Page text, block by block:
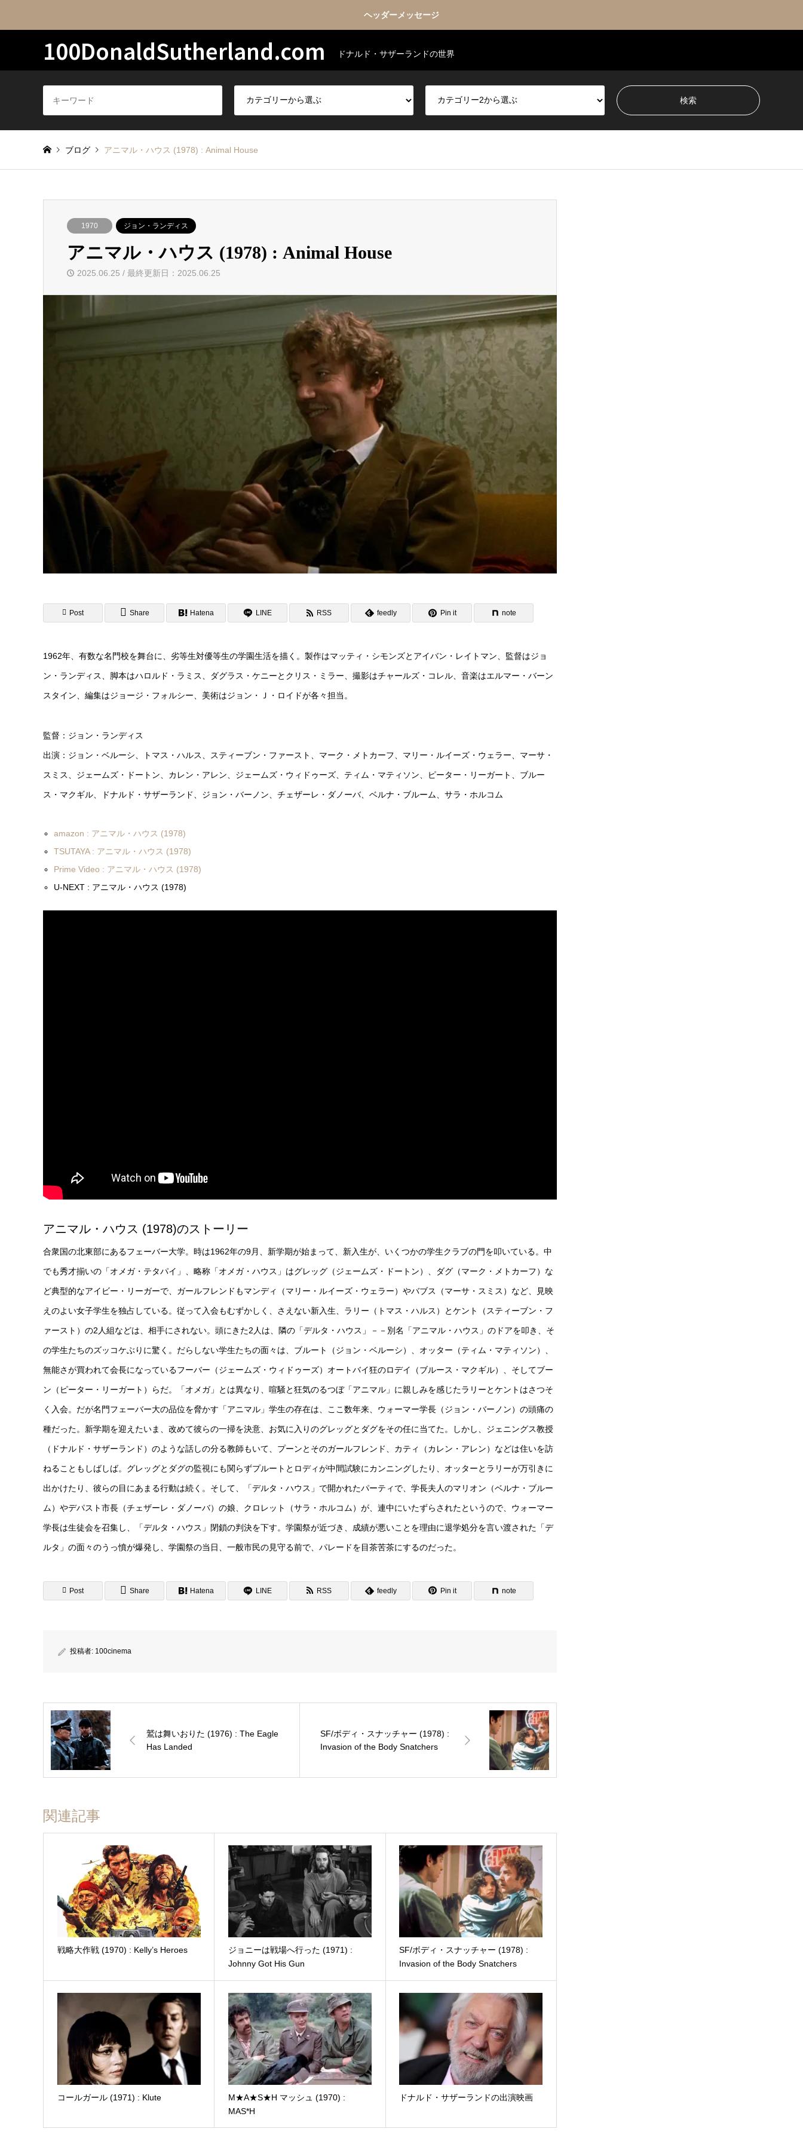
ヘッダーメッセージ
100DonaldSutherland.com ドナルド・サザーランドの世界
ブログ アニマル・ハウス (1978) : Animal House
1970 ジョン・ランディス
アニマル・ハウス (1978) : Animal House
2025.06.25 / 最終更新日：2025.06.25
Post Share Hatena LINE RSS feedly Pin it note
1962年、有数な名門校を舞台に、劣等生対優等生の学園生活を描く。製作はマッティ・シモンズとアイバン・レイトマン、監督はジョ
ン・ランディス、脚本はハロルド・ラミス、ダグラス・ケニーとクリス・ミラー、撮影はチャールズ・コレル、音楽はエルマー・バーン
スタイン、編集はジョージ・フォルシー、美術はジョン・Ｊ・ロイドが各々担当。
監督：ジョン・ランディス
出演：ジョン・ベルーシ、トマス・ハルス、スティーブン・ファースト、マーク・メトカーフ、マリー・ルイーズ・ウェラー、マーサ・
スミス、ジェームズ・ドートン、カレン・アレン、ジェームズ・ウィドゥーズ、ティム・マティソン、ピーター・リーガート、ブルー
ス・マクギル、ドナルド・サザーランド、ジョン・バーノン、チェザーレ・ダノーバ、ベルナ・ブルーム、サラ・ホルコム
amazon : アニマル・ハウス (1978)
TSUTAYA : アニマル・ハウス (1978)
Prime Video : アニマル・ハウス (1978)
U-NEXT : アニマル・ハウス (1978)
アニマル・ハウス (1978)のストーリー
合衆国の北東部にあるフェーバー大学。時は1962年の9月、新学期が始まって、新入生が、いくつかの学生クラブの門を叩いている。中
でも秀才揃いの「オメガ・テタパイ」、略称「オメガ・ハウス」はグレッグ（ジェームズ・ドートン）、ダグ（マーク・メトカーフ）な
ど典型的なアイビー・リーガーで、ガールフレンドもマンディ（マリー・ルイーズ・ウェラー）やバブス（マーサ・スミス）など、見映
えのよい女子学生を独占している。従って入会もむずかしく、さえない新入生、ラリー（トマス・ハルス）とケント（スティーブン・フ
ァースト）の2人組などは、相手にされない。頭にきた2人は、隣の「デルタ・ハウス」－－別名「アニマル・ハウス」のドアを叩き、そ
の学生たちのズッコケぶりに驚く。だらしない学生たちの面々は、ブルート（ジョン・ベルーシ）、オッター（ティム・マティソン）、
無能さが買われて会長になっているフーバー（ジェームズ・ウィドゥーズ）オートバイ狂のロデイ（ブルース・マクギル）、そしてブー
ン（ピーター・リーガート）らだ。「オメガ」とは異なり、喧騒と狂気のるつぼ「アニマル」に親しみを感じたラリーとケントはさつそ
く入会。だが名門フェーバー大の品位を脅かす「アニマル」学生の存在は、ここ数年来、ウォーマー学長（ジョン・バーノン）の頭痛の
種だった。新学期を迎えたいま、改めて彼らの一掃を決意、お気に入りのグレッグとダグをその任に当てた。しかし、ジェニングス教授
（ドナルド・サザーランド）のような話しの分る教師もいて、プーンとそのガールフレンド、カティ（カレン・アレン）などは住いを訪
ねることもしばしば。グレッグとダグの監視にも関らずプルートとロディが中間試験にカンニングしたり、オッターとラリーが万引きに
出かけたり、彼らの目にあまる行動は続く。そして、「デルタ・ハウス」で開かれたパーティで、学長夫人のマリオン（ベルナ・ブルー
ム）やデパスト市長（チェザーレ・ダノーバ）の娘、クロレット（サラ・ホルコム）が、連中にいたずらされたというので、ウォーマー
学長は生徒会を召集し、「デルタ・ハウス」閉鎖の判決を下す。学園祭が近づき、成績が悪いことを理由に退学処分を言い渡された「デ
ルタ」の面々のうっ憤が爆発し、学園祭の当日、一般市民の見守る前で、パレードを目茶苦茶にするのだった。
Post Share Hatena LINE RSS feedly Pin it note
投稿者: 100cinema
鷲は舞いおりた (1976) : The Eagle
Has Landed
SF/ボディ・スナッチャー (1978) :
Invasion of the Body Snatchers
関連記事
戦略大作戦 (1970) : Kelly’s Heroes
ジョニーは戦場へ行った (1971) :
Johnny Got His Gun
SF/ボディ・スナッチャー (1978) :
Invasion of the Body Snatchers
コールガール (1971) : Klute
M★A★S★H マッシュ (1970) :
MAS*H
ドナルド・サザーランドの出演映画